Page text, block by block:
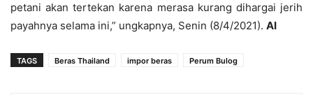
petani akan tertekan karena merasa kurang dihargai jerih
payahnya selama ini,” ungkapnya, Senin (8/4/2021). AI
TAGS Beras Thailand impor beras Perum Bulog